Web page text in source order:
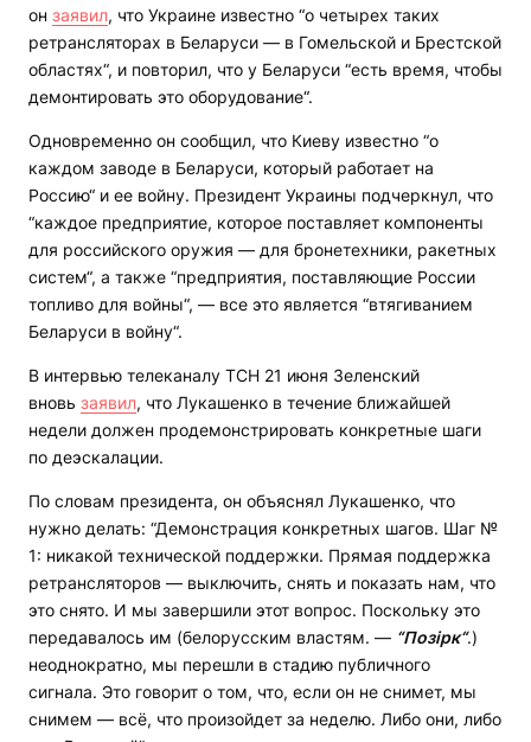
он заявил, что Украине известно “о четырех таких
ретрансляторах в Беларуси — в Гомельской и Брестской
областях“, и повторил, что у Беларуси “есть время, чтобы
демонтировать это оборудование“.
Одновременно он сообщил, что Киеву известно “о
каждом заводе в Беларуси, который работает на
Россию“ и ее войну. Президент Украины подчеркнул, что
“каждое предприятие, которое поставляет компоненты
для российского оружия — для бронетехники, ракетных
систем“, а также “предприятия, поставляющие России
топливо для войны“, — все это является “втягиванием
Беларуси в войну“.
В интервью телеканалу ТСН 21 июня Зеленский
вновь заявил, что Лукашенко в течение ближайшей
недели должен продемонстрировать конкретные шаги
по деэскалации.
По словам президента, он объяснял Лукашенко, что
нужно делать: “Демонстрация конкретных шагов. Шаг №
1: никакой технической поддержки. Прямая поддержка
ретрансляторов — выключить, снять и показать нам, что
это снято. И мы завершили этот вопрос. Поскольку это
передавалось им (белорусским властям. — “Позірк“.)
неоднократно, мы перешли в стадию публичного
сигнала. Это говорит о том, что, если он не снимет, мы
снимем — всё, что произойдет за неделю. Либо они, либо